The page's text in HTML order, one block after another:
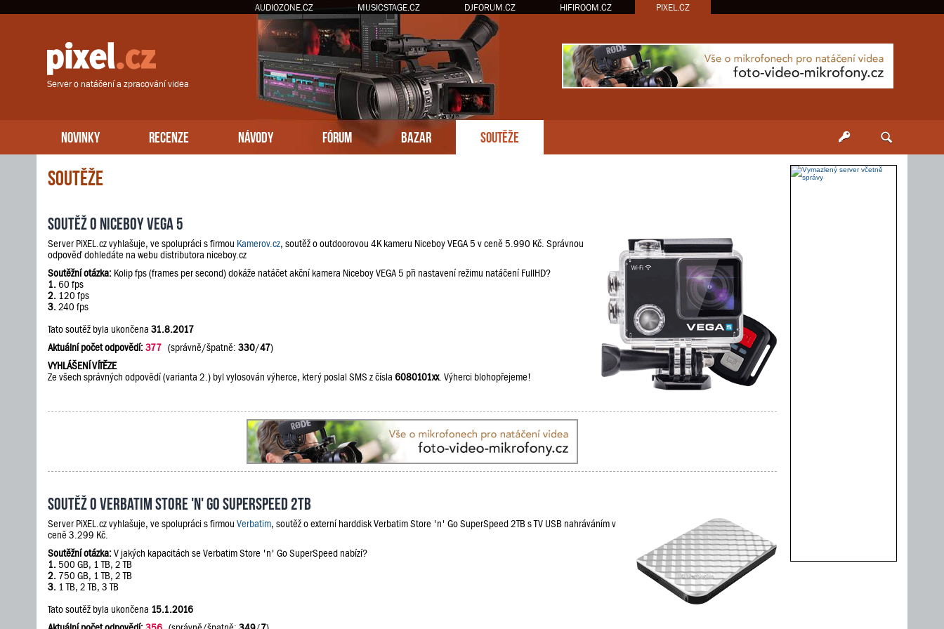
AUDIOZONE.CZ MUSICSTAGE.CZ DJFORUM.CZ HIFIROOM.CZ PIXEL.CZ
Server o natáčení a zpracování videa
NOVINKY RECENZE NÁVODY FÓRUM BAZAR SOUTĚŽE
Soutěže
Soutěž o Niceboy VEGA 5
Server PiXEL.cz vyhlašuje, ve spolupráci s firmou Kamerov.cz, soutěž o outdoorovou 4K kameru Niceboy VEGA 5 v ceně 5.990 Kč. Správnou
odpověď dohledáte na webu distributora niceboy.cz
Soutěžní otázka: Kolip fps (frames per second) dokáže natáčet akční kamera Niceboy VEGA 5 při nastavení režimu natáčení FullHD?
1. 60 fps
2. 120 fps
3. 240 fps
Tato soutěž byla ukončena 31.8.2017
Aktuální počet odpovědí:377 (správně/špatně: 330/47)
VYHLÁŠENÍ VÍTĚZE
Ze všech správných odpovědí (varianta 2.) byl vylosován výherce, který poslal SMS z čísla 6080101xx. Výherci blohopřejeme!
Soutěž o Verbatim Store 'n' Go SuperSpeed 2TB
Server PiXEL.cz vyhlašuje, ve spolupráci s firmou Verbatim, soutěž o externí harddisk Verbatim Store 'n' Go SuperSpeed 2TB s TV USB nahráváním v
ceně 3.299 Kč.
Soutěžní otázka:V jakých kapacitách se Verbatim Store 'n' Go SuperSpeed nabízí?
1. 500 GB, 1 TB, 2 TB
2. 750 GB, 1 TB, 2 TB
3. 1 TB, 2 TB, 3 TB
Tato soutěž byla ukončena 15.1.2016